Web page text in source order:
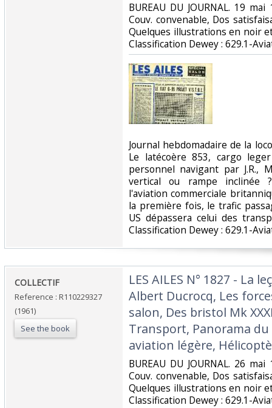
‎BUREAU DU JOURNAL. 19
Couv. convenable, Dos
Quelques illustrations en noir
Classification Dewey : 629.1-
‎Journal hebdomadaire de la
Le latécoère 853, cargo
personnel navigant par J.R.,
vertical ou rampe inclinée
l'aviation commerciale
la première fois, le trafic
US dépassera celui des
Classification Dewey : 629.1-
‎COLLECTIF‎
Reference : R110229327
(1961)
See the book
‎LES AILES N° 1827 - La
Albert Ducrocq, Les
salon, Des bristol Mk
Transport, Panorama
aviation légère,
‎BUREAU DU JOURNAL. 26
Couv. convenable, Dos
Quelques illustrations en noir
Classification Dewey : 629.1-